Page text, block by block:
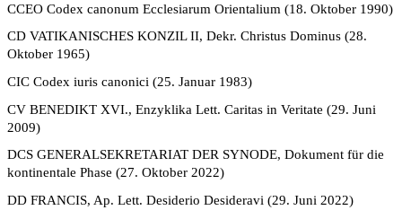
CCEO Codex canonum Ecclesiarum Orientalium (18. Oktober 1990)
CD VATIKANISCHES KONZIL II, Dekr. Christus Dominus (28.
Oktober 1965)
CIC Codex iuris canonici (25. Januar 1983)
CV BENEDIKT XVI., Enzyklika Lett. Caritas in Veritate (29. Juni
2009)
DCS GENERALSEKRETARIAT DER SYNODE, Dokument für die
kontinentale Phase (27. Oktober 2022)
DD FRANCIS, Ap. Lett. Desiderio Desideravi (29. Juni 2022)